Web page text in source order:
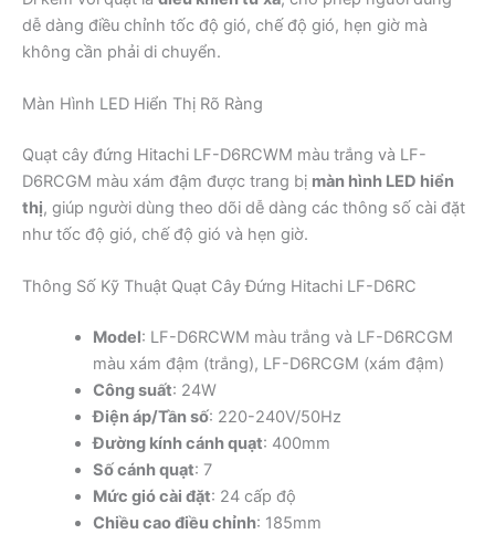
dễ dàng điều chỉnh tốc độ gió, chế độ gió, hẹn giờ mà
không cần phải di chuyển.
Màn Hình LED Hiển Thị Rõ Ràng
Quạt cây đứng Hitachi LF-D6RCWM màu trắng và LF-
D6RCGM màu xám đậm được trang bị màn hình LED hiển
thị, giúp người dùng theo dõi dễ dàng các thông số cài đặt
như tốc độ gió, chế độ gió và hẹn giờ.
Thông Số Kỹ Thuật Quạt Cây Đứng Hitachi LF-D6RC
Model: LF-D6RCWM màu trắng và LF-D6RCGM
màu xám đậm (trắng), LF-D6RCGM (xám đậm)
Công suất: 24W
Điện áp/Tần số: 220-240V/50Hz
Đường kính cánh quạt: 400mm
Số cánh quạt: 7
Mức gió cài đặt: 24 cấp độ
Chiều cao điều chỉnh: 185mm